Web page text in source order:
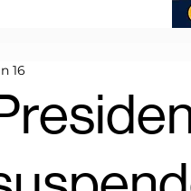
16